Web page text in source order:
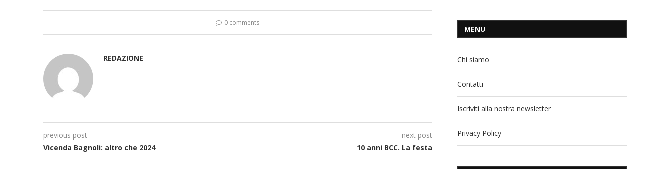
0 comments
REDAZIONE
previous post
Vicenda Bagnoli: altro che 2024
next post
10 anni BCC. La festa
MENU
Chi siamo
Contatti
Iscriviti alla nostra newsletter
Privacy Policy